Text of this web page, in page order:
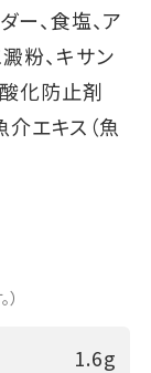
ー、食塩、ア
粉、キサン
酸化防止剤
介エキス（魚
1.6g